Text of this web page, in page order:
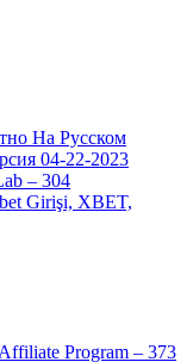
На Русском
04-22-2023
– 304
Girişi, XBET,
Program – 373